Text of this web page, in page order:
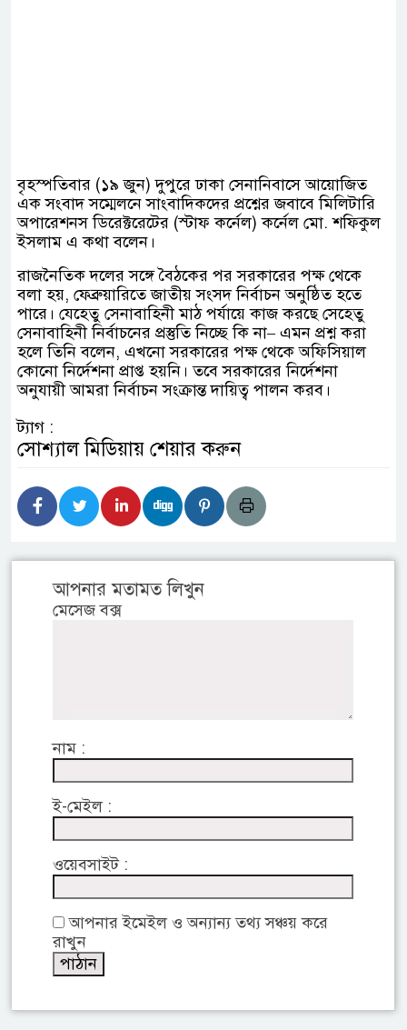
বৃহস্পতিবার (১৯ জুন) দুপুরে ঢাকা সেনানিবাসে আয়োজিত
এক সংবাদ সম্মেলনে সাংবাদিকদের প্রশ্নের জবাবে মিলিটারি
অপারেশনস ডিরেক্টরেটের (স্টাফ কর্নেল) কর্নেল মো. শফিকুল
ইসলাম এ কথা বলেন।
রাজনৈতিক দলের সঙ্গে বৈঠকের পর সরকারের পক্ষ থেকে
বলা হয়, ফেব্রুয়ারিতে জাতীয় সংসদ নির্বাচন অনুষ্ঠিত হতে
পারে। যেহেতু সেনাবাহিনী মাঠ পর্যায়ে কাজ করছে সেহেতু
সেনাবাহিনী নির্বাচনের প্রস্তুতি নিচ্ছে কি না– এমন প্রশ্ন করা
হলে তিনি বলেন, এখনো সরকারের পক্ষ থেকে অফিসিয়াল
কোনো নির্দেশনা প্রাপ্ত হয়নি। তবে সরকারের নির্দেশনা
অনুযায়ী আমরা নির্বাচন সংক্রান্ত দায়িত্ব পালন করব।
ট্যাগ :
সোশ্যাল মিডিয়ায় শেয়ার করুন
আপনার মতামত লিখুন
মেসেজ বক্স
নাম :
ই-মেইল :
ওয়েবসাইট :
আপনার ইমেইল ও অন্যান্য তথ্য সঞ্চয় করে
রাখুন